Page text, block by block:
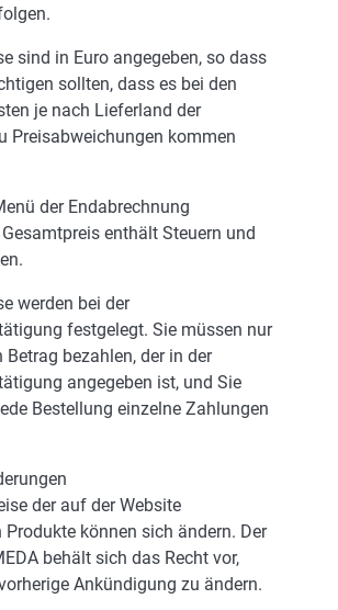
sind in Euro angegeben, so dass
sollten, dass es bei den
je nach Lieferland der
Preisabweichungen kommen
der Endabrechnung
enthält Steuern und
werden bei der
festgelegt. Sie müssen nur
Betrag bezahlen, der in der
angegeben ist, und Sie
Bestellung einzelne Zahlungen
der auf der Website
Produkte können sich ändern. Der
behält sich das Recht vor,
Ankündigung zu ändern.